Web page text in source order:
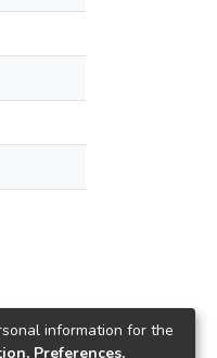
information for the
Preferences,